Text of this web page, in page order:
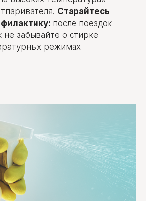
Старайтесь
после поездок
не забывайте о стирке
режимах